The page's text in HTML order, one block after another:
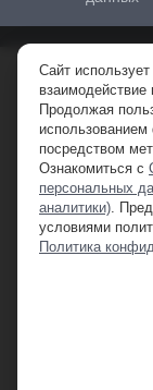
© 2010-2026
спецтехники в РФ.
ООО «ФН Машины».
**Обращаем ваше
вся информация о
предоставленная
характер и ни при
Сайт
Продолжая
посредством
Ознакомиться с
персональных
аналитики).
условиями
Политика